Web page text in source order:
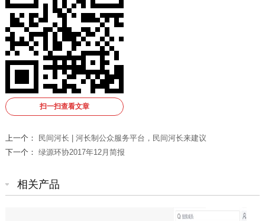
扫一扫查看文章
上一个：
民间河长 | 河长制公众服务平台，民间河长来建议
下一个： 绿源环协2017年12月简报
相关产品